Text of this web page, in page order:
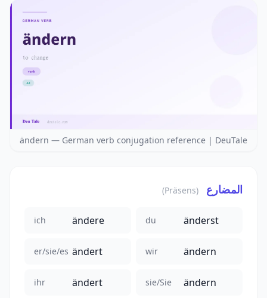
ändern — German verb conjugation reference | DeuTale
المضارع (Präsens)
ich ändere du änderst
er/sie/es ändert wir ändern
ihr ändert sie/Sie ändern